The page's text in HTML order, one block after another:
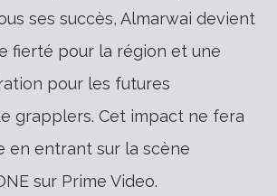
ses succès, Almarwai devient
fierté pour la région et une
pour les futures
grapplers. Cet impact ne fera
en entrant sur la scène
sur Prime Video.